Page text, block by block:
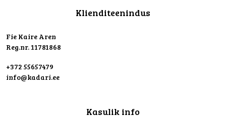
Klienditeenindus
Fie Kaire Aren
Reg.nr. 11781868
+372 55657479
info@kadari.ee
Kasulik info